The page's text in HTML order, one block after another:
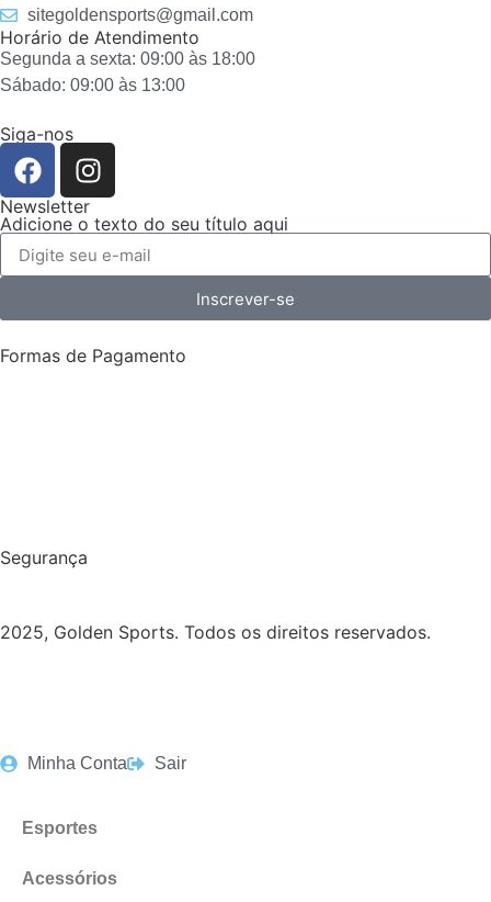
sitegoldensports@gmail.com
Horário de Atendimento
Segunda a sexta: 09:00 às 18:00
Sábado: 09:00 às 13:00
Siga-nos
Newsletter
Adicione o texto do seu título aqui
Inscrever-se
Formas de Pagamento
Segurança
2025, Golden Sports. Todos os direitos reservados.
Minha Conta Sair
Esportes
Acessórios